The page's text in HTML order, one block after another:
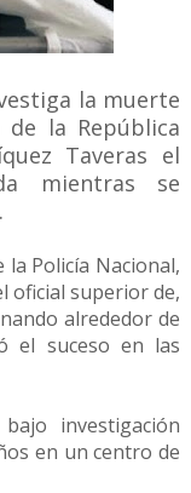
la muerte
la República
Taveras el
mientras se
Policía Nacional,
oficial superior de,
alrededor de
el suceso en las
investigación
en un centro de